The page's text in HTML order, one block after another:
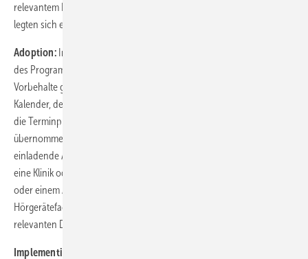
relevantem Hörverlust eine Ärztin oder einen Arzt auf und 5 (8 %)
legten sich ein neues Hörgerät zu.
Adoption:Interviewte Teilnehmende schätzten die Bequemlichkeit
des Programms und die Integration im Alltag. Einige äußerten
Vorbehalte gegenüber dem Hörtest als zusätzlichem Termin in ihrem
Kalender, den sie organisieren und besuchen müssen, wohingegen
die Terminplanung bei der zentral organisierten Nachsorge für sie
übernommen wird. Viele schätzten die ungezwungene und
einladende Atmosphäre in Hörgerätegeschäften, andere bevorzugten
eine Klinik oder Praxis, in der sie die Ergebnisse sofort mit einer Ärztin
oder einem Arzt besprechen konnten. Das Personal der
Hörgerätefachgeschäften berichtete positive Erfahrungen und keine
relevanten Durchführungsprobleme.
Implementierung und Instandhaltung: